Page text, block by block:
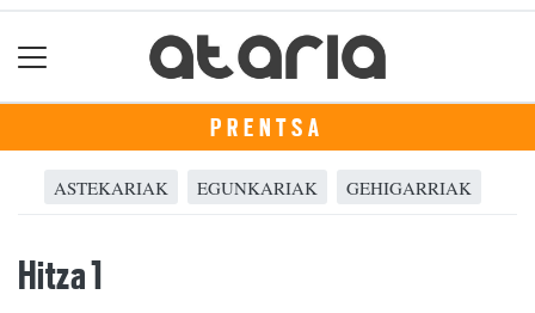
PRENTSA
ASTEKARIAK EGUNKARIAK GEHIGARRIAK
Hitza 1